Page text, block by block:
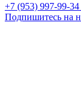
+7 (953) 997-99-
Подпишитесь на